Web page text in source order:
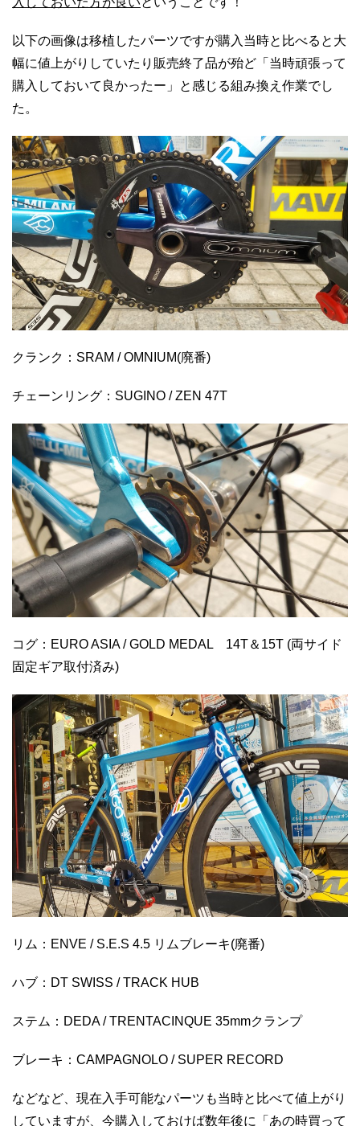
以下の画像は移植したパーツですが購入当時と比べると大
幅に値上がりしていたり販売終了品が殆ど「当時頑張って
購入しておいて良かったー」と感じる組み換え作業でし
た。
クランク：SRAM / OMNIUM(廃番)
チェーンリング：SUGINO / ZEN 47T
コグ：EURO ASIA / GOLD MEDAL 14T＆15T (両サイド
固定ギア取付済み)
リム：ENVE / S.E.S 4.5 リムブレーキ(廃番)
ハブ：DT SWISS / TRACK HUB
ステム：DEDA / TRENTACINQUE 35mmクランプ
ブレーキ：CAMPAGNOLO / SUPER RECORD
などなど、現在入手可能なパーツも当時と比べて値上がり
していますが、今購入しておけば数年後に「あの時買って